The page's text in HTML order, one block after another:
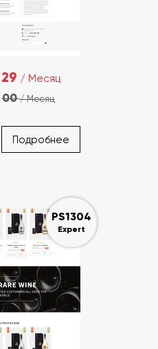
29 / Месяц
00/ Месяц
Подробнее
PS1304
Expert